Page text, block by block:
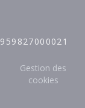
Gestion des
cookies